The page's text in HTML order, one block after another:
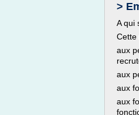
>
A qui
Cette
aux
aux
aux
aux